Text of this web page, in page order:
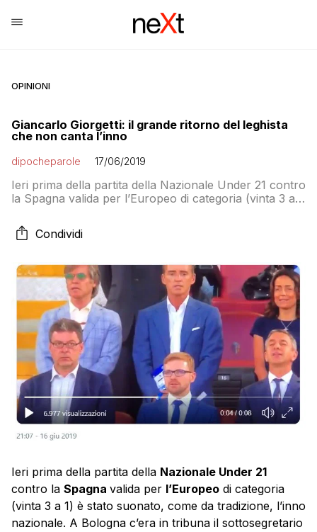
OPINIONI
Giancarlo Giorgetti: il grande ritorno del leghista
che non canta l’inno
dipocheparole 17/06/2019
Ieri prima della partita della Nazionale Under 21 contro
la Spagna valida per l’Europeo di categoria (vinta 3 a
nazionale. A Bologna c’era in tribuna il sottosegretario
allo Sport Giancarlo Giorgetti che nell’occasione, da
sottosegretario leghista alla presidenza del […]
Condividi
Ieri prima della partita della Nazionale Under 21
contro la Spagna valida per l’Europeo di categoria
(vinta 3 a 1) è stato suonato, come da tradizione, l’inno
nazionale. A Bologna c’era in tribuna il sottosegretario